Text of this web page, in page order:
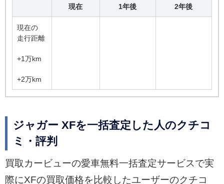
現在 1年後 2年後
現在の
走行距離
+1万km
+2万km
ジャガー XFを一括査定した人のクチコ
ミ・評判
買取カービューの愛車無料一括査定サービスで実
際にXFの買取価格を比較したユーザーのクチコ